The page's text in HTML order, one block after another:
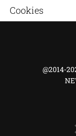
Cookies
@2014-